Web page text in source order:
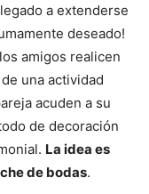
a extenderse
deseado!
amigos realicen
una actividad
acuden a su
de decoración
La idea es
de bodas.